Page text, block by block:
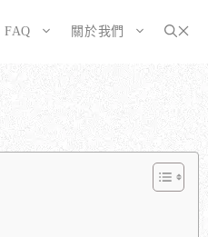
造完美SEO網站
FAQ
設服務包含哪些項目？
SEO 標準？
關於我們